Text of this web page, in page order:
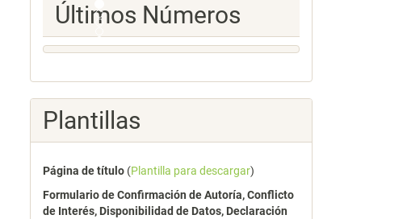
Numeros
Últimos Números
Plantillas
Página de título (Plantilla para descargar)
Formulario de Confirmación de Autoría, Conflicto
de Interés, Disponibilidad de Datos, Declaración